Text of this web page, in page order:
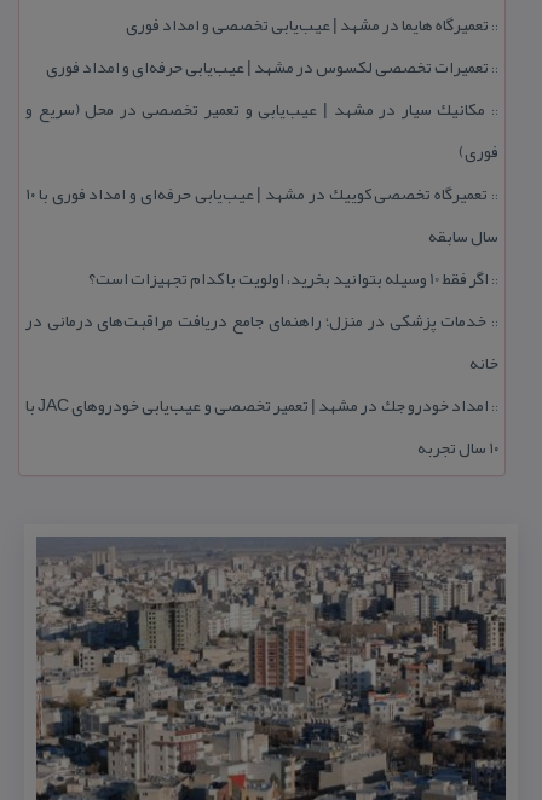
:: تعمیرگاه هایما در مشهد | عیب‌یابی تخصصی و امداد فوری
:: تعمیرات تخصصی لكسوس در مشهد | عیب‌یابی حرفه‌ای و امداد فوری
:: مكانیك سیار در مشهد | عیب‌یابی و تعمیر تخصصی در محل (سریع و
فوری)
::
تعمیرگاه تخصصی كوییك در مشهد | عیب‌یابی حرفه‌ای و امداد فوری با ۱۰
سال سابقه
:: اگر فقط 10 وسیله بتوانید بخرید، اولویت با كدام تجهیزات است؟
:: خدمات پزشكی در منزل؛ راهنمای جامع دریافت مراقبت‌های درمانی در
خانه
::
امداد خودرو جك در مشهد | تعمیر تخصصی و عیب‌یابی خودروهای JAC با
۱۰ سال تجربه